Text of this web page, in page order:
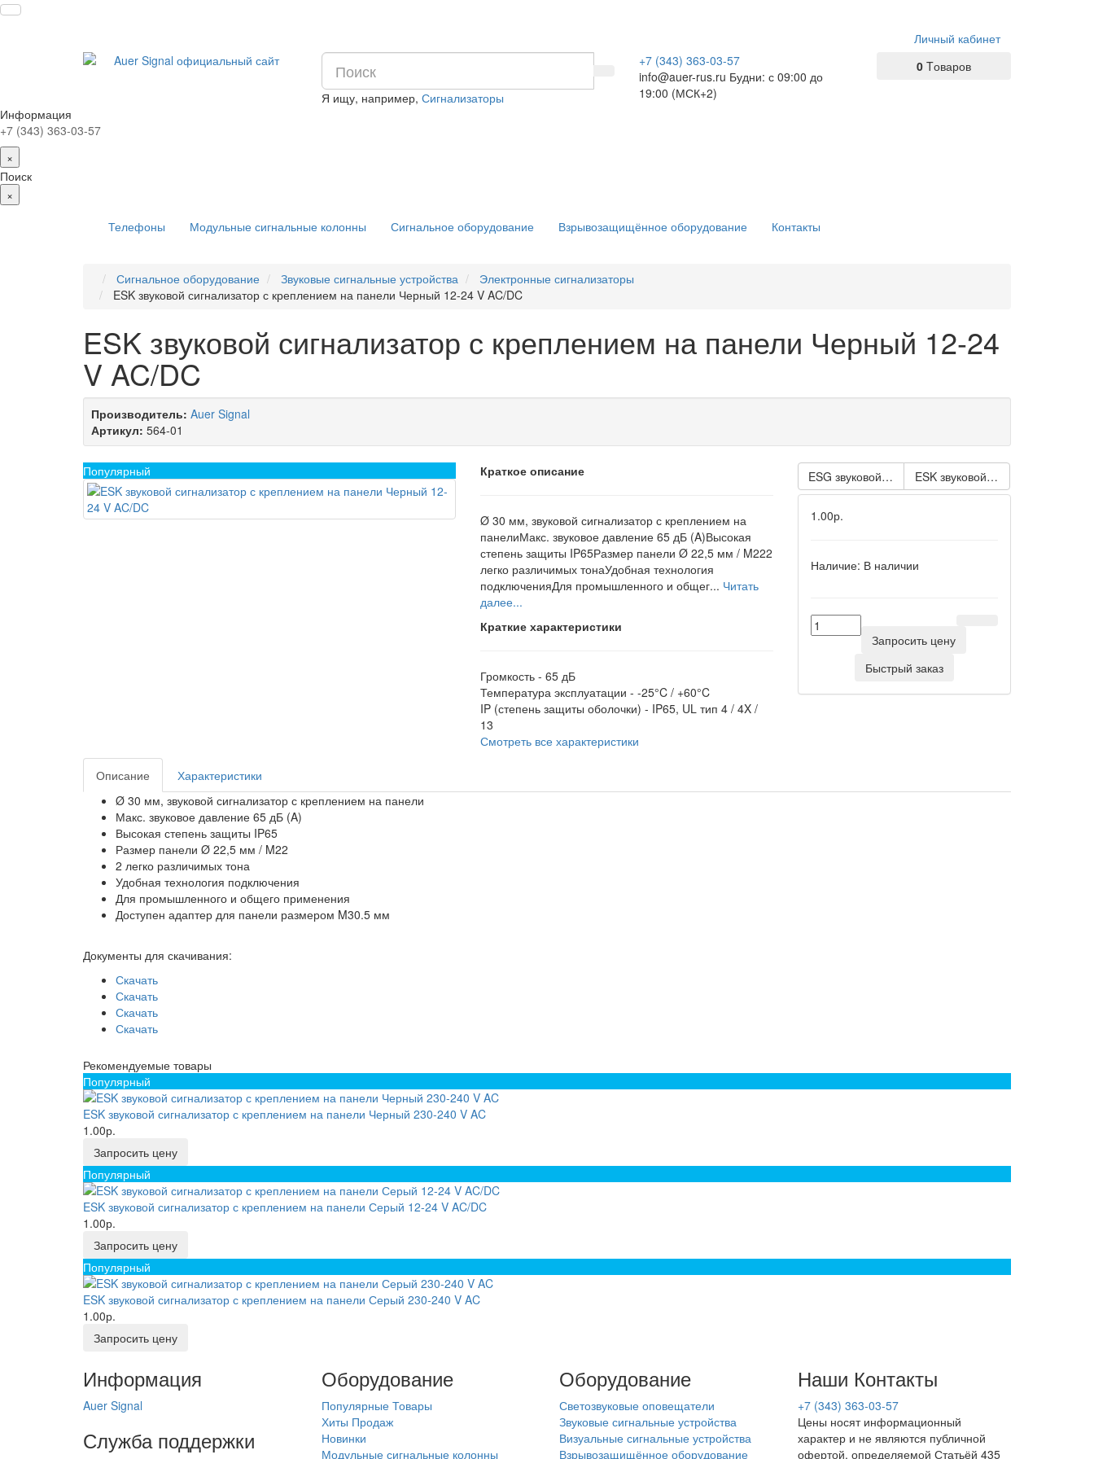
Личный кабинет
+7 (343) 363-03-57
info@auer-rus.ru Будни: с 09:00 до
19:00 (МСК+2)
0 Tоваров
Я ищу, например, Сигнализаторы
Информация
+7 (343) 363-03-57
×
Поиск
×
Телефоны
Модульные сигнальные колонны Сигнальное оборудование Взрывозащищённое оборудование Контакты
Сигнальное оборудование Звуковые сигнальные устройства
Электронные сигнализаторы
ESK звуковой сигнализатор с креплением на панели Черный 12-24 V AC/DC
ESK звуковой сигнализатор с креплением на панели Черный 12-24
V AC/DC
Производитель: Auer Signal
Артикул: 564-01
Популярный Краткое описание
Ø 30 мм, звуковой сигнализатор с креплением на
панелиМакс. звуковое давление 65 дБ (A)Высокая
степень защиты IP65Размер панели Ø 22,5 мм / M222
легко различимых тонаУдобная технология
подключенияДля промышленного и общег... Читать
далее...
Краткие характеристики
Громкость - 65 дБ
Температура эксплуатации - -25°C / +60°C
IP (степень защиты оболочки) - IP65, UL тип 4 / 4X /
13
Смотреть все характеристики
ESG звуковой сигнализатор с креплением на
ESK звуковой сигнализатор с
1.00р.
Наличие: В наличии
Запросить цену
Быстрый заказ
Описание
Характеристики
Ø 30 мм, звуковой сигнализатор с креплением на панели
Макс. звуковое давление 65 дБ (A)
Высокая степень защиты IP65
Размер панели Ø 22,5 мм / M22
2 легко различимых тона
Удобная технология подключения
Для промышленного и общего применения
Доступен адаптер для панели размером M30.5 мм
Документы для скачивания:
Скачать
Скачать
Скачать
Скачать
Рекомендуемые товары
Популярный
ESK звуковой сигнализатор с креплением на панели Черный 230-240 V AC
1.00р.
Запросить цену
Популярный
ESK звуковой сигнализатор с креплением на панели Серый 12-24 V AC/DC
1.00р.
Запросить цену
Популярный
ESK звуковой сигнализатор с креплением на панели Серый 230-240 V AC
1.00р.
Запросить цену
Информация
Auer Signal
Служба поддержки
Оборудование
Популярные Товары
Хиты Продаж
Новинки
Модульные сигнальные колонны
Оборудование
Светозвуковые оповещатели
Звуковые сигнальные устройства
Визуальные сигнальные устройства
Взрывозащищённое оборудование
Наши Контакты
+7 (343) 363-03-57
Цены носят информационный
характер и не являются публичной
офертой, определяемой Статьёй 435